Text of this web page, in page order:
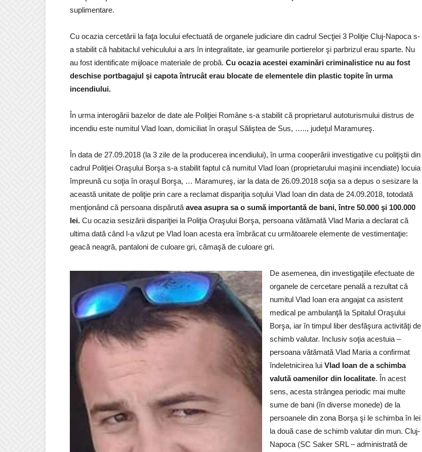
suplimentare.
Cu ocazia cercetării la faţa locului efectuată de organele judiciare din cadrul Secţiei 3 Poliţie Cluj-Napoca s-
a stabilit că habitaclul vehiculului a ars în integralitate, iar geamurile portierelor şi parbrizul erau sparte. Nu
au fost identificate mijloace materiale de probă. Cu ocazia acestei examinări criminalistice nu au fost
deschise portbagajul şi capota întrucât erau blocate de elementele din plastic topite în urma
incendiului.
În urma interogării bazelor de date ale Poliţiei Române s-a stabilit că proprietarul autoturismului distrus de
incendiu este numitul Vlad Ioan, domiciliat în oraşul Săliştea de Sus, ….., judeţul Maramureş.
În data de 27.09.2018 (la 3 zile de la producerea incendiului), în urma cooperării investigative cu poliţiştii din
cadrul Poliţiei Oraşului Borşa s-a stabilit faptul că numitul Vlad Ioan (proprietarului maşinii incendiate) locuia
împreună cu soţia în oraşul Borşa, … Maramureş, iar la data de 26.09.2018 soţia sa a depus o sesizare la
această unitate de poliţie prin care a reclamat dispariţia soţului Vlad Ioan din data de 24.09.2018, totodată
menţionând că persoana dispărută avea asupra sa o sumă importantă de bani, între 50.000 şi 100.000
lei. Cu ocazia sesizării dispariţiei la Poliţia Oraşului Borşa, persoana vătămată Vlad Maria a declarat că
ultima dată când l-a văzut pe Vlad Ioan acesta era îmbrăcat cu următoarele elemente de vestimentaţie:
geacă neagră, pantaloni de culoare gri, cămaşă de culoare gri.
De asemenea, din investigaţiile efectuate de
organele de cercetare penală a rezultat că
numitul Vlad Ioan era angajat ca asistent
medical pe ambulanţă la Spitalul Oraşului
Borşa, iar în timpul liber desfăşura activităţi de
schimb valutar. Inclusiv soţia acestuia –
persoana vătămată Vlad Maria a confirmat
îndeletnicirea lui Vlad Ioan de a schimba
valută oamenilor din localitate. În acest
sens, acesta strângea periodic mai multe
sume de bani (în diverse monede) de la
persoanele din zona Borşa şi le schimba în lei
la două case de schimb valutar din mun. Cluj-
Napoca (SC Saker SRL – administrată de